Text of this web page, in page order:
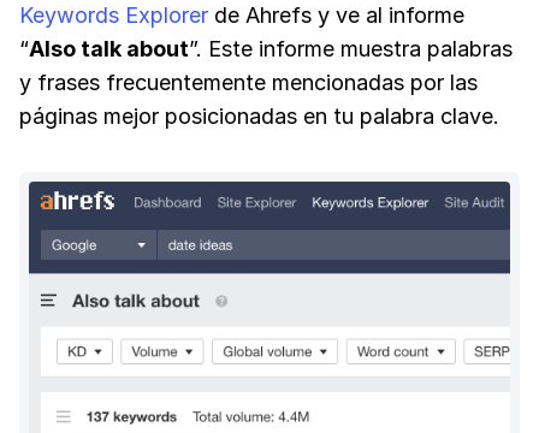
Keywords Explorer de Ahrefs y ve al informe
“Also talk about”. Este informe muestra palabras
y frases frecuentemente mencionadas por las
páginas mejor posicionadas en tu palabra clave.